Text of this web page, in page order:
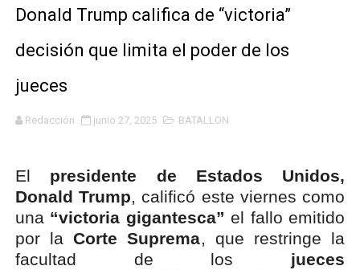
Discusión familiar termina en muerte de un joven en
Coraasan construye parque solar de un megavatio
Donald Trump califica de “victoria”
decisión que limita el poder de los
jueces
Redacción junio 27, 2025 BATALLON
El presidente de Estados Unidos,
Donald Trump, calificó este viernes como
una “victoria gigantesca” el fallo emitido
por laCorte Suprema, que restringe la
facultad de los jueces